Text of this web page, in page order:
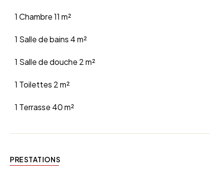
1 Chambre11 m²
1 Salle de bains 4 m²
1 Salle de douche 2 m²
1 Toilettes 2 m²
1 Terrasse 40 m²
PRESTATIONS